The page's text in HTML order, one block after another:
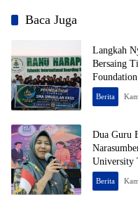
Baca Juga
Langkah
Bersaing
Foundation
Berita
Dua Guru
University
Berita